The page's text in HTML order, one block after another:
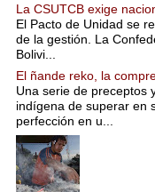
La CSUTCB exige
El Pacto de Unidad se
de la gestión. La
Bolivi...
El ñande reko, la
Una serie de preceptos
indígena de superar en
perfección en u...